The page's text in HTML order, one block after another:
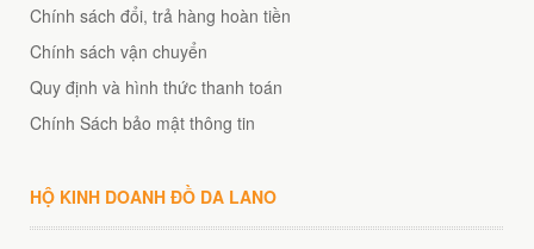
Chính sách đổi, trả hàng hoàn tiền
Chính sách vận chuyển
Quy định và hình thức thanh toán
Chính Sách bảo mật thông tin
HỘ KINH DOANH ĐỒ DA LANO